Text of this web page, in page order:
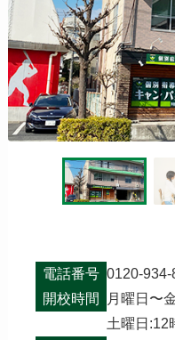
電話番号 0120-934-
開校時間
月曜日〜
土曜日:12